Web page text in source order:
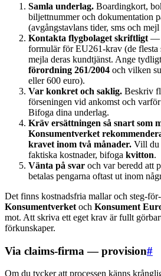
Samla underlag. Boardingkort,
biljettnummer och dokumentation
(avgångstavlans tider, sms och
Kontakta flygbolaget skriftligt —
formulär för EU261-krav (de flesta
mejla deras kundtjänst. Ange
förordning 261/2004 och vilken
eller 600 euro).
Var konkret och saklig. Beskriv
förseningen vid ankomst och
Bifoga dina underlag.
Kräv ersättningen så snart som
Konsumentverket
kravet inom två månader. Vill du
faktiska kostnader, bifoga kvitton.
Vänta på svar och var beredd att
betalas pengarna oftast ut inom
Det finns kostnadsfria mallar och steg-
Konsumentverket och Konsument
mot. Att skriva ett eget krav är fullt
förkunskaper.
Via claims-firma — provision#
Om du tycker att processen känns